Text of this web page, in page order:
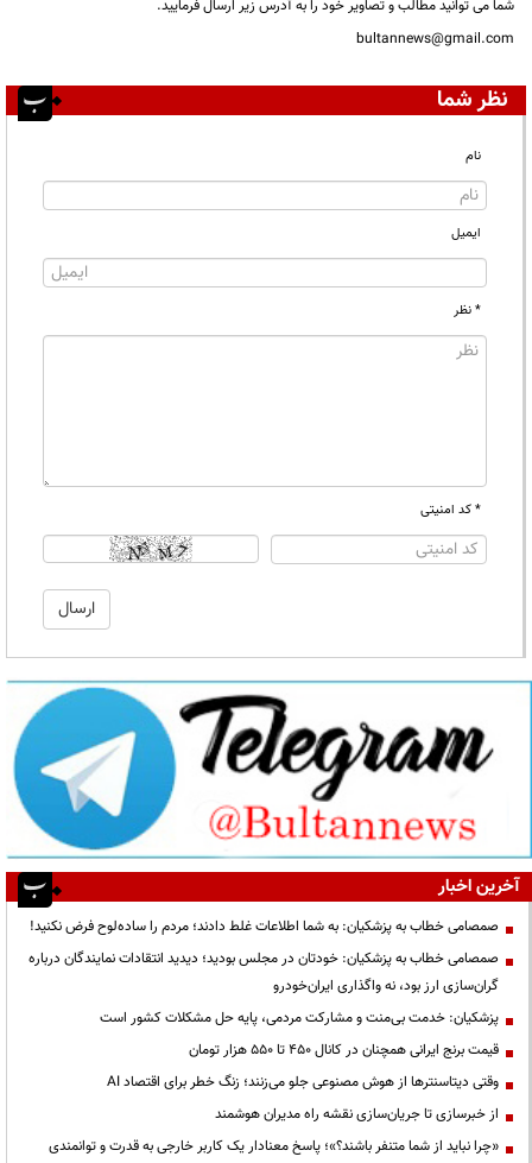
شما می توانید مطالب و تصاویر خود را به آدرس زیر ارسال فرمایید.
bultannews@gmail.com
نظر شما
نام
ایمیل
* نظر
* کد امنیتی
آخرین اخبار
صمصامی خطاب به پزشکیان: به شما اطلاعات غلط دادند؛ مردم را ساده‌لوح فرض نکنید!
صمصامی خطاب به پزشکیان: خودتان در مجلس بودید؛ دیدید انتقادات نمایندگان درباره
گران‌سازی ارز بود، نه واگذاری ایران‌خودرو
پزشکیان: خدمت بی‌منت و مشارکت مردمی، پایه حل مشکلات کشور است
قیمت‌ برنج ایرانی همچنان در کانال ۴۵۰ تا ۵۵۰ هزار تومان
وقتی دیتاسنترها از هوش مصنوعی جلو می‌زنند؛ زنگ خطر برای اقتصاد AI
از خبرسازی تا جریان‌سازی نقشه راه مدیران هوشمند
«چرا نباید از شما متنفر باشند؟»؛ پاسخ معنادار یک کاربر خارجی به قدرت و توانمندی